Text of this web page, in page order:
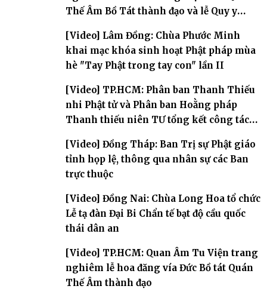
Thế Âm Bồ Tát thành đạo và lễ Quy y
[Video] Lâm Đồng: Chùa Phước Minh
khai mạc khóa sinh hoạt Phật pháp mùa
hè "Tay Phật trong tay con" lần II
[Video] TP.HCM: Phân ban Thanh Thiếu
nhi Phật tử và Phân ban Hoằng pháp
Thanh thiếu niên TƯ tổng kết công tác
[Video] Đồng Tháp: Ban Trị sự Phật giáo
tỉnh họp lệ, thông qua nhân sự các Ban
trực thuộc
[Video] Đồng Nai: Chùa Long Hoa tổ chức
Lễ tạ đàn Đại Bi Chẩn tế bạt độ cầu quốc
thái dân an
[Video] TP.HCM: Quan Âm Tu Viện trang
nghiêm lễ hoa đăng vía Đức Bồ tát Quán
Thế Âm thành đạo